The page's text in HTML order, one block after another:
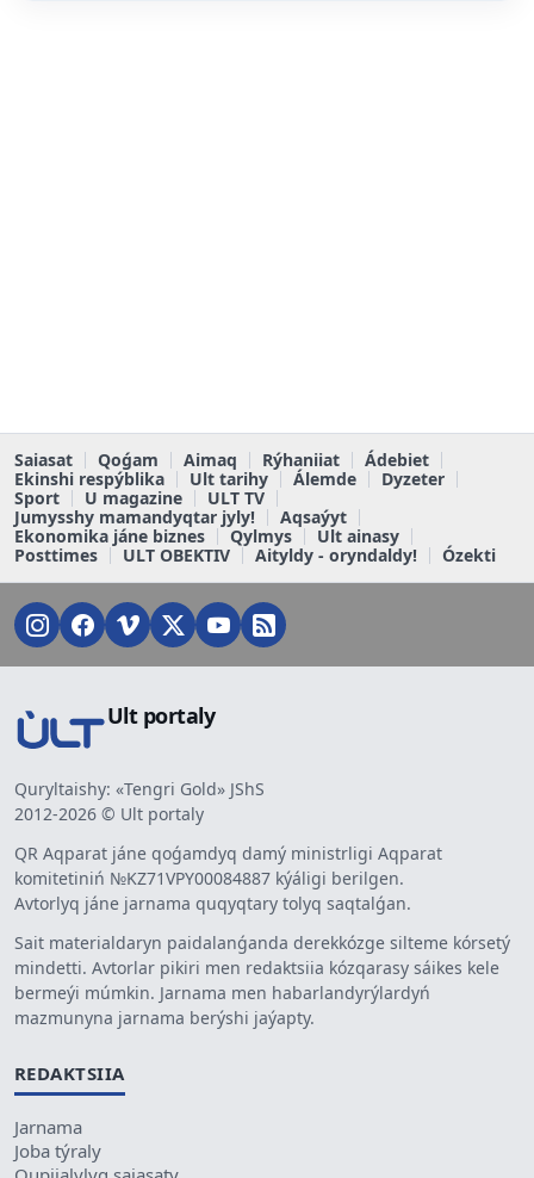
Saiasat Qoǵam Aimaq Rýhaniiat
Ádebiet
Ekinshi respýblika
Ult tarihy Álemde
Dyzeter
Sport
U magazine
ULT TV
Jumysshy mamandyqtar jyly!
Aqsaýyt
Ekonomika jáne biznes
Qylmys
Ult ainasy
Posttimes
ULT OBEKTIV Aityldy - oryndaldy! Ózekti
Ult portaly
Quryltaishy: «Tengri Gold» JShS
2012-2026 © Ult portaly
QR Aqparat jáne qoǵamdyq damý ministrligi Aqparat
komitetiniń №KZ71VPY00084887 kýáligi berilgen.
Avtorlyq jáne jarnama quqyqtary tolyq saqtalǵan.
Sait materialdaryn paidalanǵanda derekkózge silteme kórsetý
mindetti. Avtorlar pikiri men redaktsiia kózqarasy sáikes kele
bermeýi múmkin. Jarnama men habarlandyrýlardyń
mazmunyna jarnama berýshi jaýapty.
REDAKTSIIA
Jarnama
Joba týraly